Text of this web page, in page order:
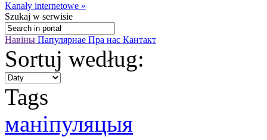
Kanały internetowe »
Szukaj w serwisie
Навіны Папулярнае Пра нас Кантакт
Sortuj według:
Tags
маніпуляцыя